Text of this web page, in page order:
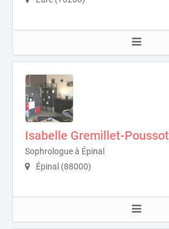
Isabelle Gremillet-Poussot
Sophrologue à Épinal
Épinal (88000)